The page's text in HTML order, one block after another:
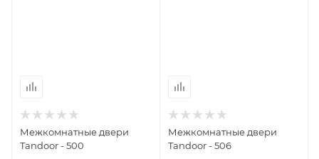
Межкомнатные двери
Tandoor - 500
Межкомнатные двери
Tandoor - 506